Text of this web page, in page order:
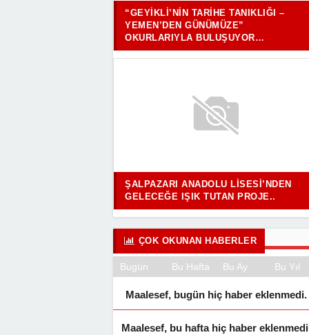
“GEYIKLI’NIN TARIHE TANIKLIĞI –
YEMEN’DEN GÜNÜMÜZE”
OKURLARIYLA BULUŞUYOR…
ŞALPAZARI ANADOLU LISESI’NDEN
GELECEĞE IŞIK TUTAN PROJE..
ÇOK OKUNAN HABERLER
Bugün Bu Hafta Bu Ay Bu Yıl
Maalesef, bugün hiç haber eklenmedi.
Maalesef, bu hafta hiç haber